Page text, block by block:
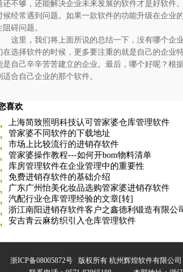
还不够，还能解决企业未来发展的软件才是好软件
候经常遇到问题。如果一款软件的功能升级在企业
阻碍问题。
里，我们将上面所说的总结一下，没有哪个企业
在选择软件的时候，更多要注重的就是自己的企业
是自己辛辛苦苦建立的企业。最后，哪个好呢？根
适合自己企业的那个软件。
喜欢
上海简致照明科技认可管家婆仓库管理软件
管家婆不同软件的下载地址
市场上比较流行的进销存软件
管家婆操作教程---如何开bom物料清单
库房管理软件在企业管理中的重要性
免费进销存软件的基础介绍
广东广州怡美化妆品选购管家婆进销存软件
汽配行业仓库管理经验的文章[转]
浙江南阳进销存软件客户之鑫德利锻造有限公
安吉青云麻纺织引入仓库管理软件
浙ICP备08005872号版权所有 杭州辉煌软件有限公司